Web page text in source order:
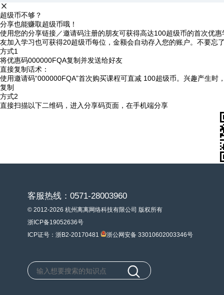
超级币不够？
分享也能赚取超级币哦！
使用您的分享链接／邀请码注册的朋友可获得高达100超级币的首次优
友加入学习也可获得20超级币每位，金额会自动存入您的账户。不要忘
方式1
将优惠码000000FQA复制并发送给好友
直接复制话术：
使用邀请码“000000FQA”首次购买课程可直减 100超级币。兴趣产生时
复制
方式2
直接扫描以下二维码，进入分享码页面，在手机端分享
客服热线：0571-28003960
© 2012-2026 杭州离离网络科技有限公司 版权所有
浙ICP备19052636号
ICP证号：浙B2-20170481
浙公网安备 33010602003346号